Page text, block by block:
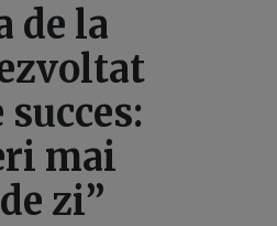
de la
mai
zi”